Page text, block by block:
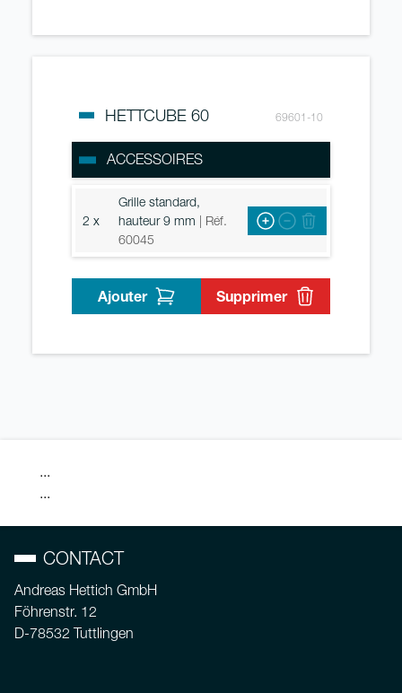
HETTCUBE 60 69601-10
ACCESSOIRES
2 x
Grille standard,
hauteur 9 mm | Réf.
60045
Ajouter Supprimer
...
...
CONTACT
Andreas Hettich GmbH
Föhrenstr. 12
D-78532 Tuttlingen